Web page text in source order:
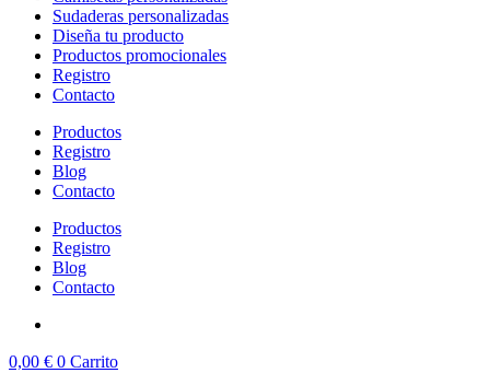
Sudaderas personalizadas
Diseña tu producto
Productos promocionales
Registro
Contacto
Productos
Registro
Blog
Contacto
Productos
Registro
Blog
Contacto
0,00 € 0 Carrito